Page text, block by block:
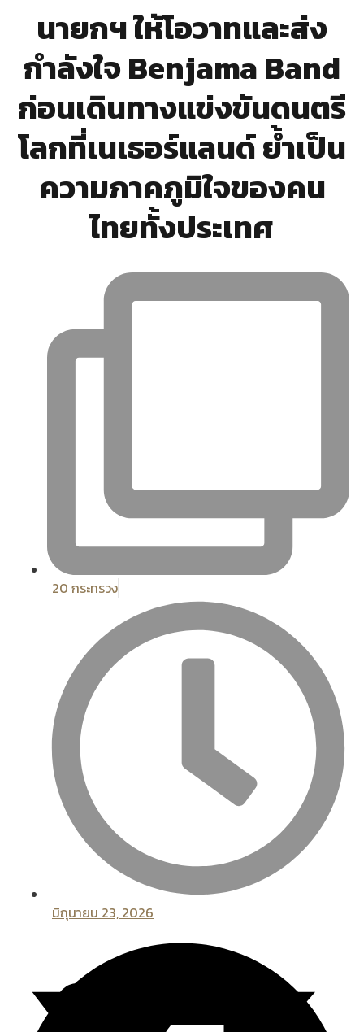
นายกฯ ให้โอวาทและส่ง
กำลังใจ Benjama Band
ก่อนเดินทางแข่งขันดนตรี
โลกที่เนเธอร์แลนด์ ย้ำเป็น
ความภาคภูมิใจของคน
ไทยทั้งประเทศ
20 กระทรวง
มิถุนายน 23, 2026